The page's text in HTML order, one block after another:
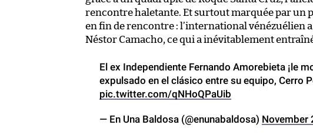
rencontre haletante. Et surtout marquée par un
en fin de rencontre : l’international vénézuélien
Néstor Camacho, ce qui a inévitablement
El ex Independiente Fernando Amorebieta ¡le
expulsado en el clásico entre su equipo, Cerro
pic.twitter.com/qNHoQPaUib
— En Una Baldosa (@enunabaldosa) November